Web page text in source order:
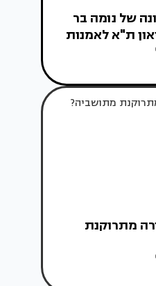
של נומה בר
ת"א לאמנות
מתרוקנת